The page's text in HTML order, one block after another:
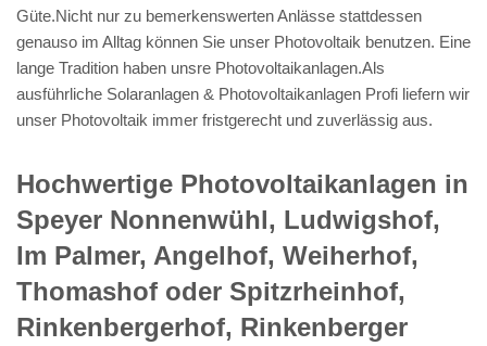
Güte.Nicht nur zu bemerkenswerten Anlässe stattdessen
genauso im Alltag können Sie unser Photovoltaik benutzen. Eine
lange Tradition haben unsre Photovoltaikanlagen.Als
ausführliche Solaranlagen & Photovoltaikanlagen Profi liefern wir
unser Photovoltaik immer fristgerecht und zuverlässig aus.
Hochwertige Photovoltaikanlagen in
Speyer Nonnenwühl, Ludwigshof,
Im Palmer, Angelhof, Weiherhof,
Thomashof oder Spitzrheinhof,
Rinkenbergerhof, Rinkenberger